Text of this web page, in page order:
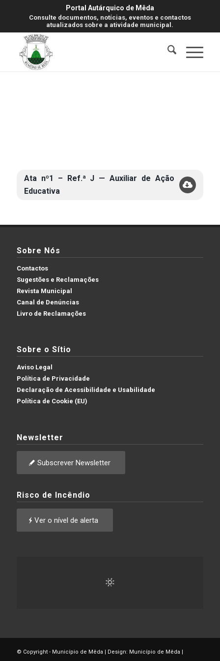
Portal Autárquico de Mêda
Consulte documentos, notícias, eventos e contactos
atualizados sobre a atividade municipal.
Ata nº1 – Ref.ª J — Auxiliar de Ação
Educativa
Sobre Nós
Contactos
Sugestões e Reclamações
Revista Municipal
Canal de Denúncias
Livro de Reclamações
Sobre o Sítio
Aviso Legal
Política de Privacidade
Declaração de Acessibilidade e Usabilidade
Política de Cookie (EU)
Newsletter
Subscrever Newsletter
Risco de Incêndio
Ver o nível de alerta
© Copyright - Município de Mêda | Design: Município de Mêda |